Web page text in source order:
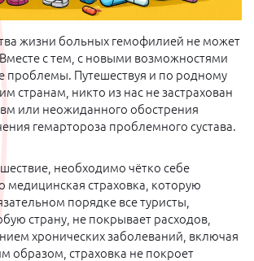
жизни больных гемофилией не может
с тем, с новыми возможностями
проблемы. Путешествуя и по родному
странам, никто из нас не застрахован
или неожиданного обострения
гемартороза проблемного сустава.
необходимо чётко себе
медицинская страховка, которую
порядке все туристы,
страну, не покрывает расходов,
хронических заболеваний, включая
образом, страховка не покроет